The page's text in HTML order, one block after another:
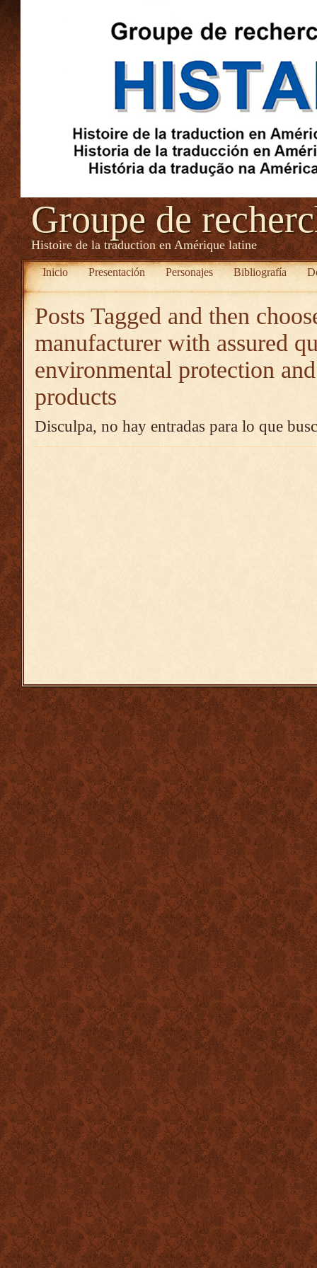
Groupe de
Histoire de la traduction en Amérique latine
Inicio Presentación Personajes Bibliografía
Posts Tagged and then
manufacturer with assured
environmental protection
products
Disculpa, no hay entradas para lo que